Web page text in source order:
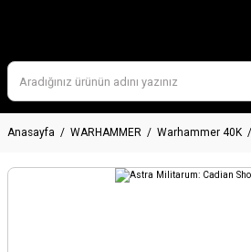
Anasayfa WARHAMMER Warhammer 40K